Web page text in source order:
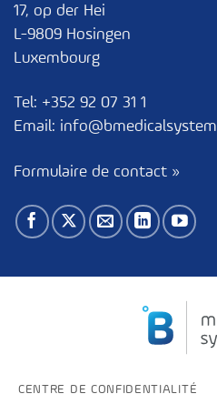
17, op der Hei
L-9809 Hosingen
Luxembourg
Tel: +352 92 07 31 1
Email:
Formulaire de contact »
CENTRE DE CONFIDENTIALITÉ